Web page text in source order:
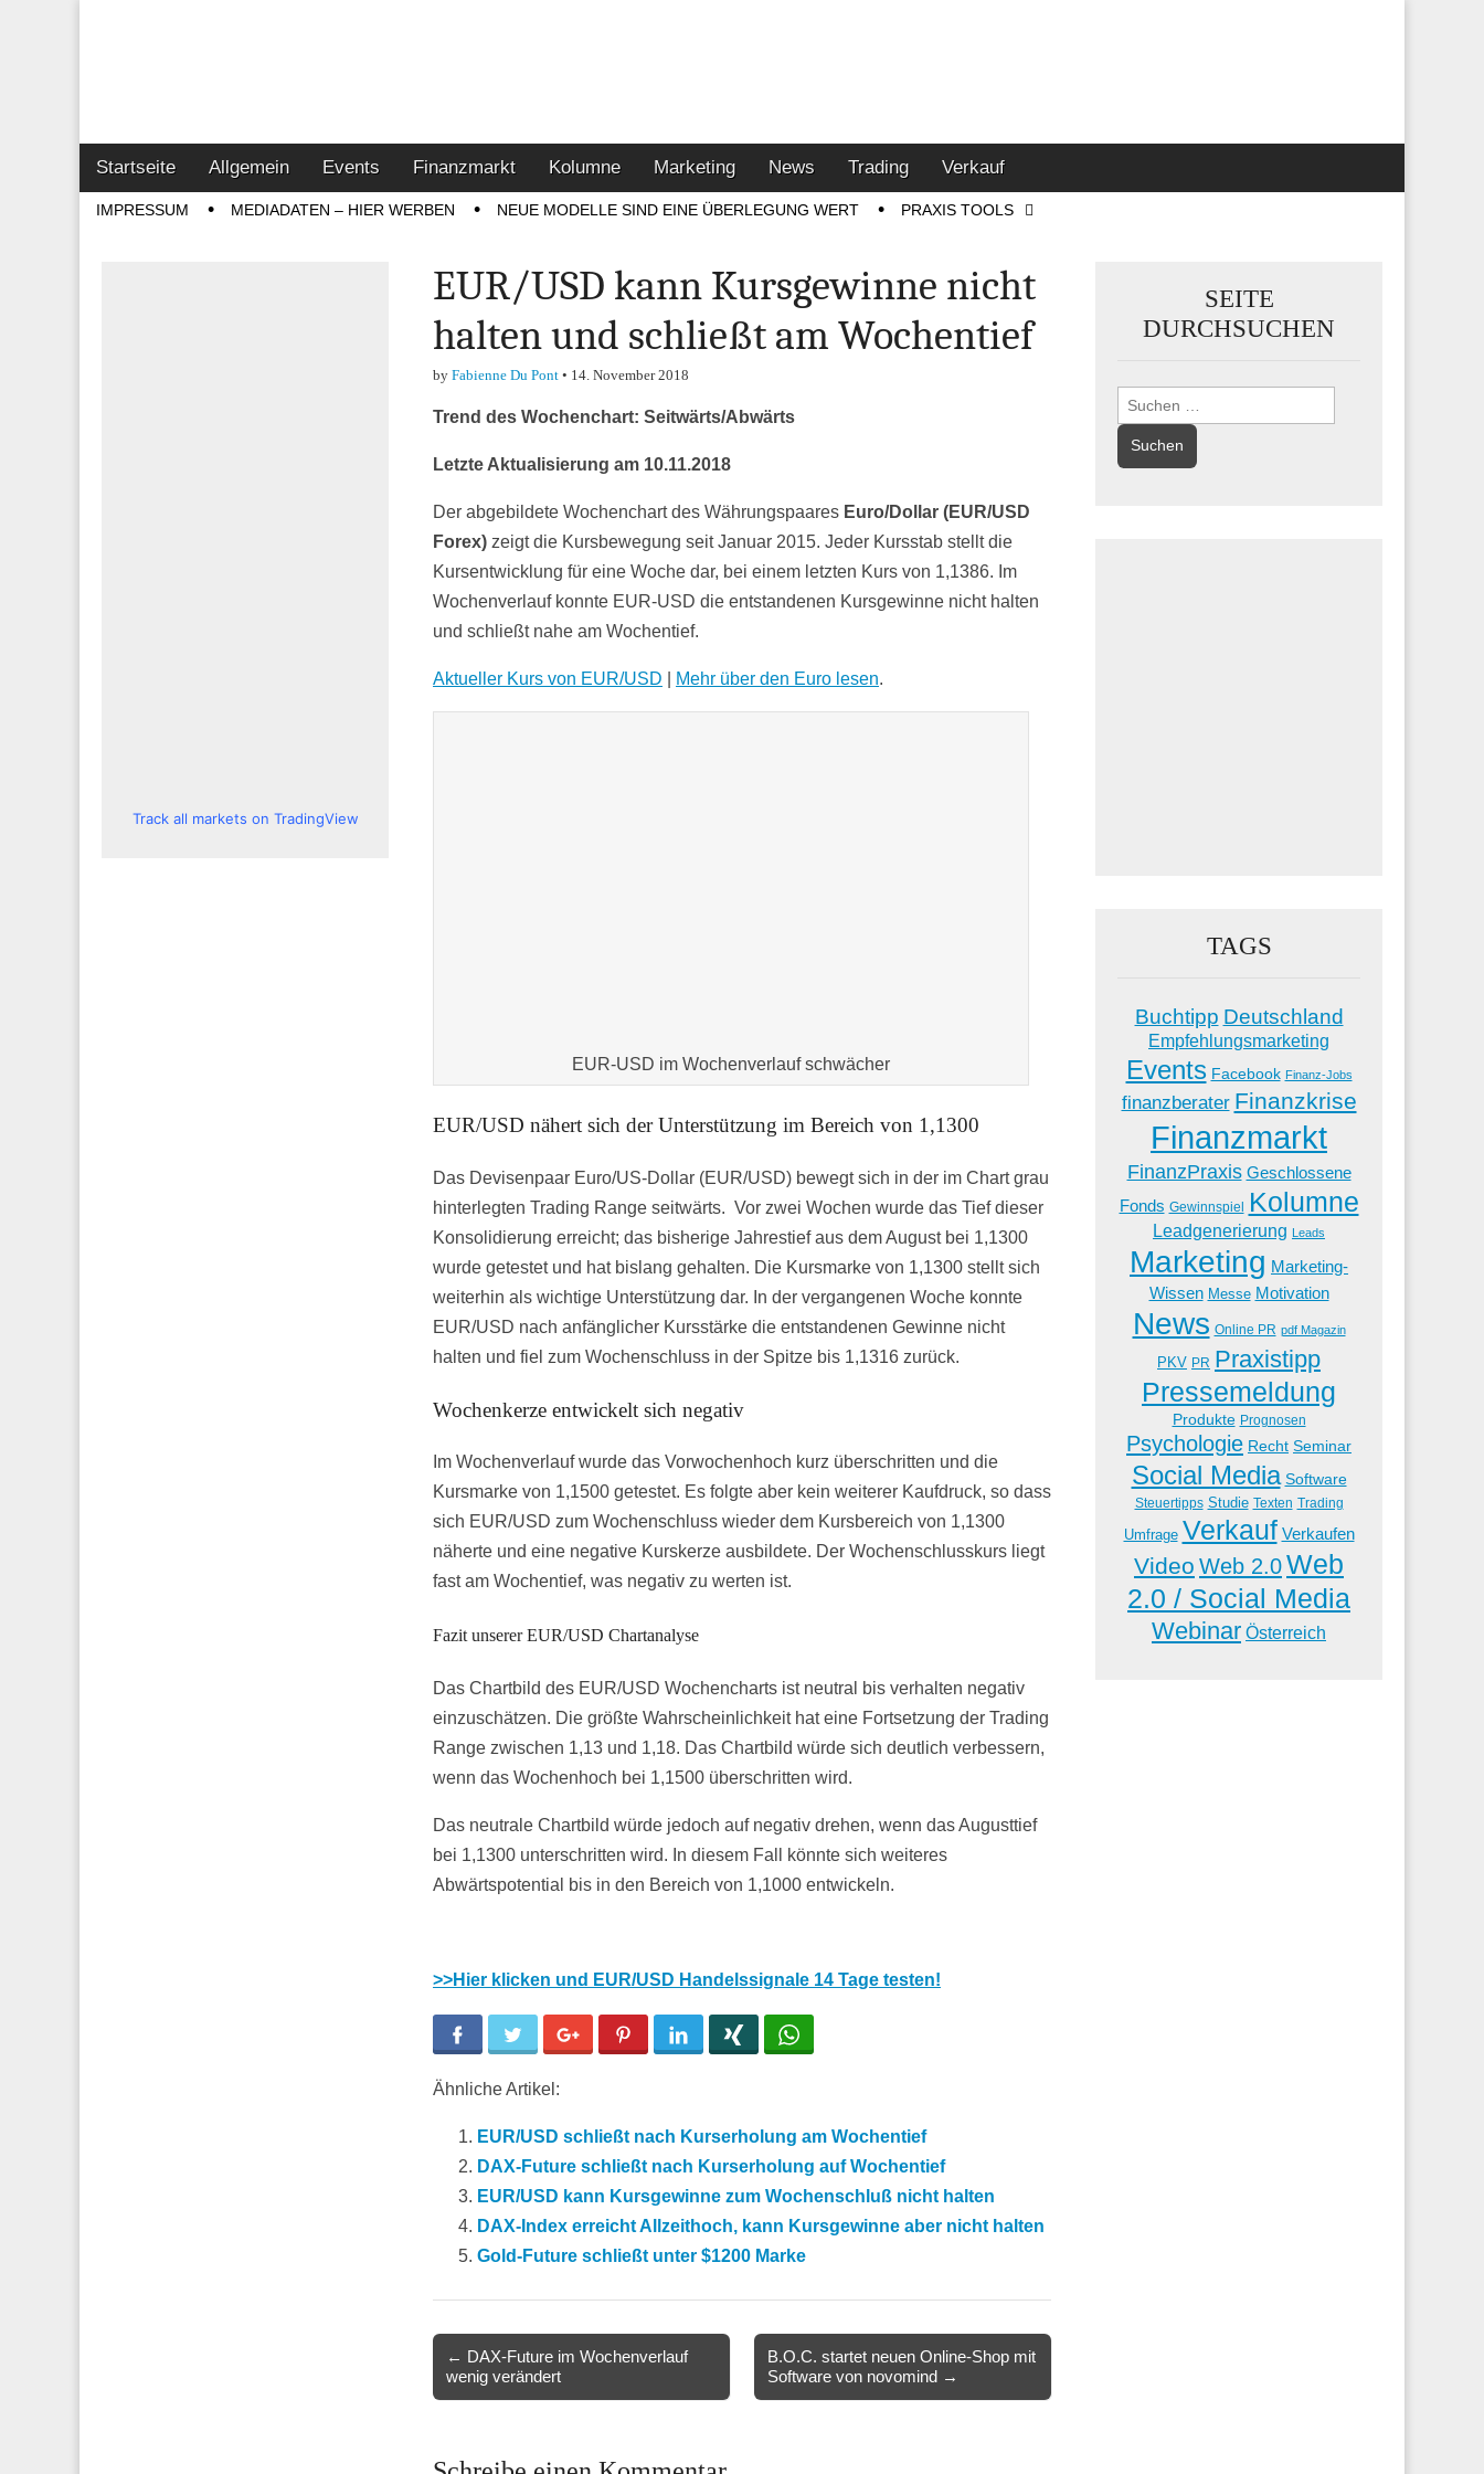
Main
menu
Skip
to
content
Startseite Allgemein Events Finanzmarkt Kolumne Marketing News Trading Verkauf
SubIMPRESSUM MEDIADATEN – HIER WERBEN NEUE MODELLE SIND EINE ÜBERLEGUNG WERT PRAXIS TOOLS
EUR/USD kann Kursgewinne nicht
halten und schließt am Wochentief
by Fabienne Du Pont • 14. November 2018
Trend des Wochenchart: Seitwärts/Abwärts
Letzte Aktualisierung am 10.11.2018
Der abgebildete Wochenchart des Währungspaares Euro/Dollar (EUR/USD
Forex) zeigt die Kursbewegung seit Januar 2015. Jeder Kursstab stellt die
Kursentwicklung für eine Woche dar, bei einem letzten Kurs von 1,1386. Im
Wochenverlauf konnte EUR-USD die entstandenen Kursgewinne nicht halten
und schließt nahe am Wochentief.
Aktueller Kurs von EUR/USD Mehr über den Euro lesen.
EUR-USD im Wochenverlauf schwächer
EUR/USD nähert sich der Unterstützung im Bereich von 1,1300
Das Devisenpaar Euro/US-Dollar (EUR/USD) bewegt sich in der im Chart grau
hinterlegten Trading Range seitwärts. Vor zwei Wochen wurde das Tief dieser
Konsolidierung erreicht; das bisherige Jahrestief aus dem August bei 1,1300
wurde getestet und hat bislang gehalten. Die Kursmarke von 1,1300 stellt sich
weiterhin als wichtige Unterstützung dar. In der vergangenen Woche konnte
EUR/USD nach anfänglicher Kursstärke die entstandenen Gewinne nicht
halten und fiel zum Wochenschluss in der Spitze bis 1,1316 zurück.
Wochenkerze entwickelt sich negativ
Im Wochenverlauf wurde das Vorwochenhoch kurz überschritten und die
Kursmarke von 1,1500 getestet. Es folgte aber kein weiterer Kaufdruck, so dass
sich EUR/USD zum Wochenschluss wieder dem Kursbereich von 1,1300
näherte und eine negative Kurskerze ausbildete. Der Wochenschlusskurs liegt
fast am Wochentief, was negativ zu werten ist.
Fazit unserer EUR/USD Chartanalyse
Das Chartbild des EUR/USD Wochencharts ist neutral bis verhalten negativ
einzuschätzen. Die größte Wahrscheinlichkeit hat eine Fortsetzung der Trading
Range zwischen 1,13 und 1,18. Das Chartbild würde sich deutlich verbessern,
wenn das Wochenhoch bei 1,1500 überschritten wird.
Das neutrale Chartbild würde jedoch auf negativ drehen, wenn das Augusttief
bei 1,1300 unterschritten wird. In diesem Fall könnte sich weiteres
Abwärtspotential bis in den Bereich von 1,1000 entwickeln.
>>Hier klicken und EUR/USD Handelssignale 14 Tage testen!
Facebook Twitter Google+ Pinterest LinkedIn
Ähnliche Artikel:
EUR/USD schließt nach Kurserholung am Wochentief
DAX-Future schließt nach Kurserholung auf Wochentief
EUR/USD kann Kursgewinne zum Wochenschluß nicht halten
DAX-Index erreicht Allzeithoch, kann Kursgewinne aber nicht halten
Gold-Future schließt unter $1200 Marke
navigation
← DAX-Future im Wochenverlauf
wenig verändert
B.O.C. startet neuen Online-Shop mit
Software von novomind →
Track all markets on TradingView
SEITE
DURCHSUCHEN
Suchen
nach:
TAGS
Buchtipp Deutschland
Empfehlungsmarketing
Events Facebook Finanz-Jobs
finanzberater Finanzkrise
Finanzmarkt
FinanzPraxis Geschlossene
Fonds Gewinnspiel Kolumne
Leadgenerierung Leads
Marketing Marketing-
Wissen Messe Motivation
News Online PR pdf Magazin
PKV PR Praxistipp
Pressemeldung
Produkte Prognosen
Psychologie Recht Seminar
Social Media Software
Steuertipps Studie Texten Trading
Umfrage Verkauf Verkaufen
Video Web 2.0Web
2.0 / Social Media
Webinar Österreich